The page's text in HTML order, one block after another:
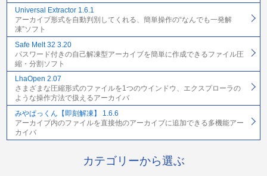
Universal Extractor 1.6.1
アーカイブ形式を自動判別してくれる、簡単操作の“なんでも一発解
凍”ソフト
Safe Melt 32 3.20
パスワード付きの自己解凍型アーカイブを簡単に作成できるファイル圧
縮・分割ソフト
LhaOpen 2.07
さまざまな圧縮形式のファイルを1つのウインドウ、エクスプローラの
ような操作方法で扱えるアーカイバ
みやぱっくん【即刻解凍】 1.6.6
アーカイブ内のファイルを直接他のアーカイブに追加できる多機能アー
カイバ
カテゴリーから選ぶ